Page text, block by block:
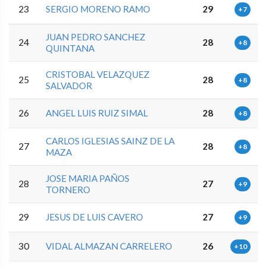
23 SERGIO MORENO RAMO 29 +7
24
JUAN PEDRO SANCHEZ
QUINTANA
28 +8
25
CRISTOBAL VELAZQUEZ
SALVADOR
28 +8
26 ANGEL LUIS RUIZ SIMAL 28 +8
27
CARLOS IGLESIAS SAINZ DE LA
MAZA
28 +8
28
JOSE MARIA PAÑOS
TORNERO
27 +9
29 JESUS DE LUIS CAVERO 27 +9
30 VIDAL ALMAZAN CARRELERO 26 +10